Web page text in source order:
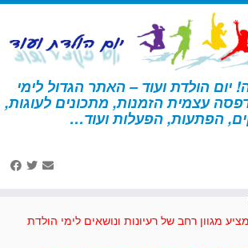
יום הולדת ועוד – האתר הגדול לימי
עצמית הזמנות, מתכונים לעוגות,
הפתעות, הפעלות ועוד…
מציע מגוון רחב של רעיונות ונושאים לימי הולדת